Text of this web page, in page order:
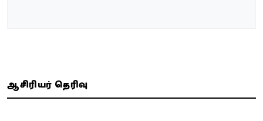
ஆசிரியர் தெரிவு